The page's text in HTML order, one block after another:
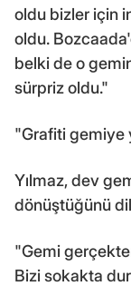
oldu bizler için
oldu.
belki de o
sürpriz oldu."
"Grafiti gemiye
Yılmaz, dev
dönüştüğünü
"Gemi
Bizi sokakta